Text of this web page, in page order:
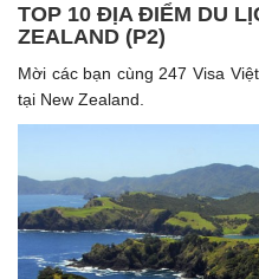
TOP 10 ĐỊA ĐIỂM DU
ZEALAND (P2)
Mời các bạn cùng 247 Visa
tại New Zealand.